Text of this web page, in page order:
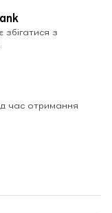
з
час отримання